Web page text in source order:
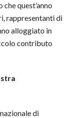
quest’anno
rappresentanti di
alloggiato in
contributo
di